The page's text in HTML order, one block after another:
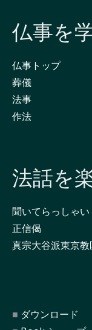
仏事を
仏事トップ
葬儀
法事
作法
法話を
聞いてらっしゃい
正信偈
真宗大谷派東京
ダウンロード